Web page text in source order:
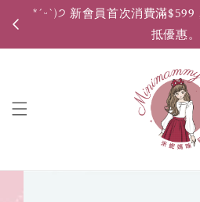
*ˊᵕˋ)੭ 新會員首次消費滿
抵優惠。